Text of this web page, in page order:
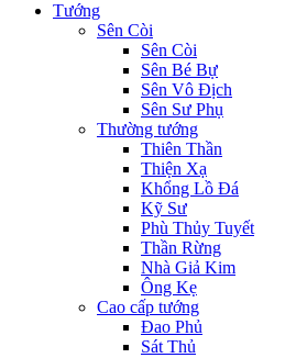
Tướng
Sên Còi
Sên Còi
Sên Bé Bự
Sên Vô Địch
Sên Sư Phụ
Thường tướng
Thiên Thần
Thiện Xạ
Khổng Lồ Đá
Kỹ Sư
Phù Thủy Tuyết
Thần Rừng
Nhà Giả Kim
Ông Kẹ
Cao cấp tướng
Đao Phủ
Sát Thủ